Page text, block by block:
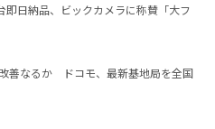
即日納品、ビックカメラに称賛「大フ
改善なるか ドコモ、最新基地局を全国